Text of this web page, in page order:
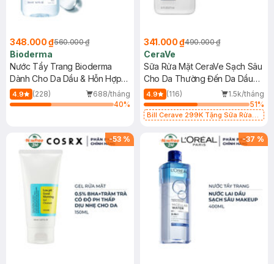
348.000 ₫560.000 ₫
Bioderma
Nước Tẩy Trang Bioderma
Dành Cho Da Dầu & Hỗn Hợp
500ml
4.9 (228)
688/tháng
40%
341.000 ₫490.000 ₫
CeraVe
Sữa Rửa Mặt CeraVe Sạch Sâu
Cho Da Thường Đến Da Dầu
473ml
4.9 (116)
1.5k/tháng
51%
Bill Cerave 299K Tặng Sữa Rửa
-53 % -37 %